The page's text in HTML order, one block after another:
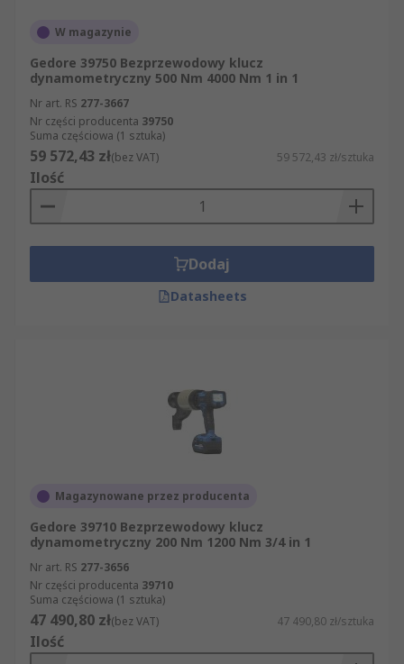
W magazynie
Gedore 39750 Bezprzewodowy klucz
dynamometryczny 500 Nm 4000 Nm 1 in 1
Nr art. RS 277-3667
Nr części producenta 39750
Suma częściowa (1 sztuka)
59 572,43 zł(bez VAT) 59 572,43 zł/sztuka
Ilość
Dodaj
Datasheets
Magazynowane przez producenta
Gedore 39710 Bezprzewodowy klucz
dynamometryczny 200 Nm 1200 Nm 3/4 in 1
Nr art. RS 277-3656
Nr części producenta 39710
Suma częściowa (1 sztuka)
47 490,80 zł(bez VAT) 47 490,80 zł/sztuka
Ilość